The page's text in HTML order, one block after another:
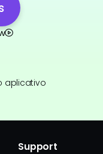
aplicativo
Support